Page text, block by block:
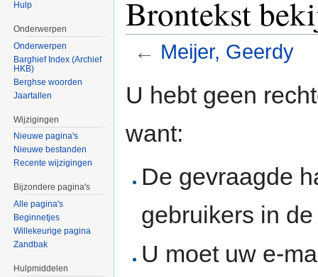
Brontekst
← Meijer, Geerdy
U hebt geen
want:
De gevraagde
gebruikers in
U moet uw e-
Hulp
Onderwerpen
Onderwerpen
Barghief Index (Archief
HKB)
Berghse woorden
Jaartallen
Wijzigingen
Nieuwe pagina's
Nieuwe bestanden
Recente wijzigingen
Bijzondere pagina's
Alle pagina's
Beginnetjes
Willekeurige pagina
Zandbak
Hulpmiddelen